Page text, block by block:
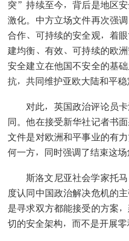
突”持续至今，背后是地区
激化。中方立场文件再次强
合作、可持续的安全观，着
建均衡、有效、可持续的欧
安全建立在他国不安全的基
抗，共同维护亚欧大陆和平稳
对此，英国政治评论员
同。他在接受新华社记者书
文件是对欧洲和平事业的有
何一方，同时强调了结束这场
斯洛文尼亚社会学家托
度认同中国政治解决危机的
是寻求双方都能接受的方案
切的安全架构，而不是开展零